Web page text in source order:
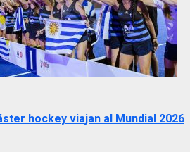
hockey viajan al Mundial 2026